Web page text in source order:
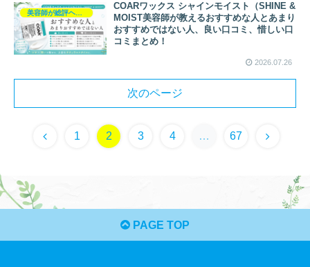
美容師が総評ヘアケア製品
COARワックス シャインモイスト（SHINE &
MOIST美容師が教えるおすすめな人とあまり
おすすめではない人、良い口コミ、惜しい口
コミまとめ！
2026.07.26
次のページ
1 2 3 4 … 67
PAGE TOP